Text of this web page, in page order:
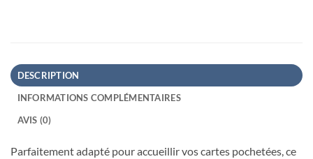
DESCRIPTION
INFORMATIONS COMPLÉMENTAIRES
AVIS (0)
Parfaitement adapté pour accueillir vos cartes pochetées, ce